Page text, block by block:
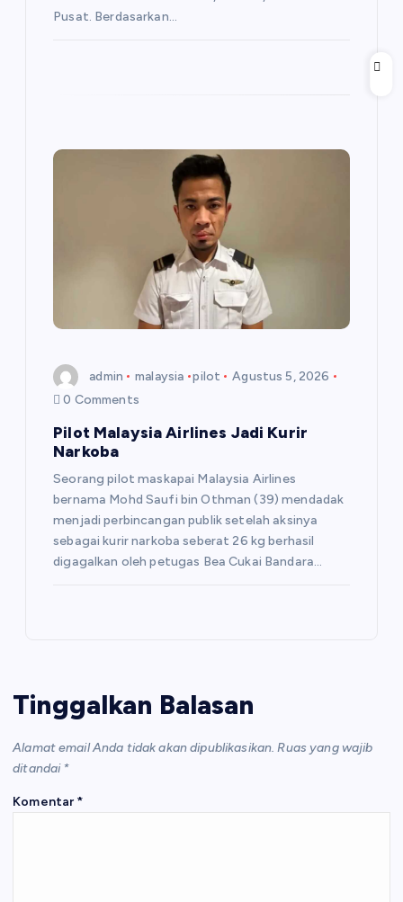
Pusat. Berdasarkan…
admin malaysia pilot
Agustus 5, 2026
0 Comments
Pilot Malaysia Airlines Jadi Kurir
Narkoba
Seorang pilot maskapai Malaysia Airlines
bernama Mohd Saufi bin Othman (39) mendadak
menjadi perbincangan publik setelah aksinya
sebagai kurir narkoba seberat 26 kg berhasil
digagalkan oleh petugas Bea Cukai Bandara…
Tinggalkan Balasan
Alamat email Anda tidak akan dipublikasikan. Ruas yang wajib
ditandai *
Komentar *